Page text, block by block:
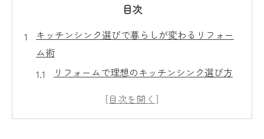
目次
キッチンシンク選びで暮らしが変わるリフォー
ム術
リフォームで理想のキッチンシンク選び方
シンク素材と機能性を徹底比較したリフォ